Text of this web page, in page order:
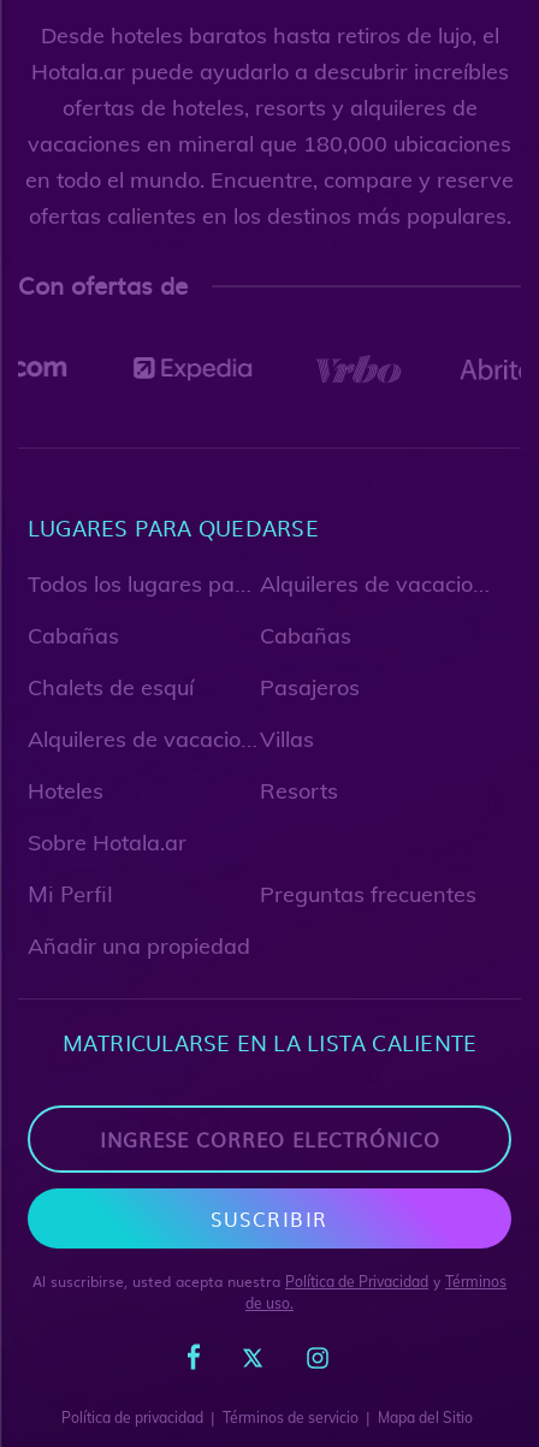
Desde hoteles baratos hasta retiros de lujo, el
Hotala.ar puede ayudarlo a descubrir increíbles
ofertas de hoteles, resorts y alquileres de
vacaciones en mineral que 180,000 ubicaciones
en todo el mundo. Encuentre, compare y reserve
ofertas calientes en los destinos más populares.
Con ofertas de
LUGARES PARA QUEDARSE
T
odos los lugares para quedarse A
lquileres de vacaciones
Cabañas
Cabañas
Chalets de esquí
Pasajeros
A
lquileres de vacaciones únicosVillas
Hoteles
Resorts
Sobre Hotala.ar
Mi Perfil
Preguntas frecuentes
Añadir una propiedad
MATRICULARSE EN LA LISTA CALIENTE
SUSCRIBIR
Al suscribirse, usted acepta nuestra Política de Privacidad y Términos
de uso.
Política de privacidad | Términos de servicio | Mapa del Sitio